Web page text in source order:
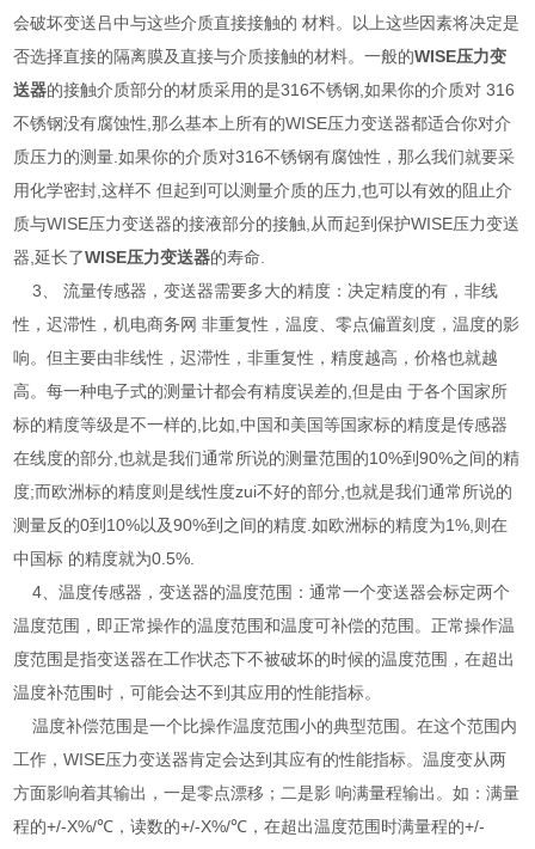
会破坏变送吕中与这些介质直接接触的 材料。以上这些因素将决定是
否选择直接的隔离膜及直接与介质接触的材料。一般的WISE压力变
送器的接触介质部分的材质采用的是316不锈钢,如果你的介质对 316
不锈钢没有腐蚀性,那么基本上所有的WISE压力变送器都适合你对介
质压力的测量.如果你的介质对316不锈钢有腐蚀性，那么我们就要采
用化学密封,这样不 但起到可以测量介质的压力,也可以有效的阻止介
质与WISE压力变送器的接液部分的接触,从而起到保护WISE压力变送
器,延长了WISE压力变送器的寿命.
3、 流量传感器，变送器需要多大的精度：决定精度的有，非线
性，迟滞性，机电商务网 非重复性，温度、零点偏置刻度，温度的影
响。但主要由非线性，迟滞性，非重复性，精度越高，价格也就越
高。每一种电子式的测量计都会有精度误差的,但是由 于各个国家所
标的精度等级是不一样的,比如,中国和美国等国家标的精度是传感器
在线度的部分,也就是我们通常所说的测量范围的10%到90%之间的精
度;而欧洲标的精度则是线性度zui不好的部分,也就是我们通常所说的
测量反的0到10%以及90%到之间的精度.如欧洲标的精度为1%,则在
中国标 的精度就为0.5%.
4、温度传感器，变送器的温度范围：通常一个变送器会标定两个
温度范围，即正常操作的温度范围和温度可补偿的范围。正常操作温
度范围是指变送器在工作状态下不被破坏的时候的温度范围，在超出
温度补范围时，可能会达不到其应用的性能指标。
温度补偿范围是一个比操作温度范围小的典型范围。在这个范围内
工作，WISE压力变送器肯定会达到其应有的性能指标。温度变从两
方面影响着其输出，一是零点漂移；二是影 响满量程输出。如：满量
程的+/-X%/℃，读数的+/-X%/℃，在超出温度范围时满量程的+/-